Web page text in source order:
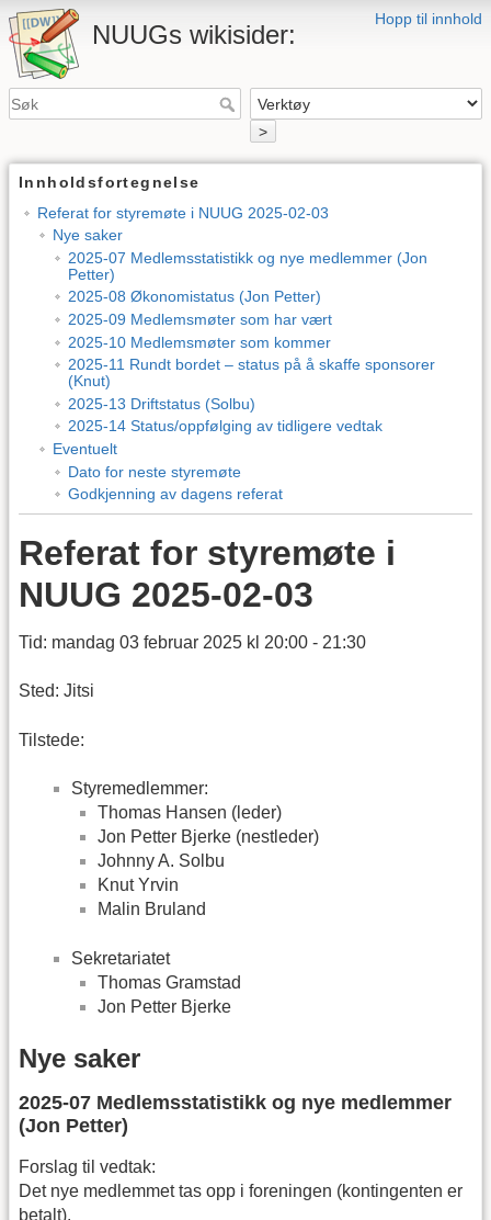
Hopp til innhold
NUUGs wikisider:
>
Innholdsfortegnelse
Referat for styremøte i NUUG 2025-02-03
Nye saker
2025-07 Medlemsstatistikk og nye medlemmer (Jon
Petter)
2025-08 Økonomistatus (Jon Petter)
2025-09 Medlemsmøter som har vært
2025-10 Medlemsmøter som kommer
2025-11 Rundt bordet – status på å skaffe sponsorer
(Knut)
2025-13 Driftstatus (Solbu)
2025-14 Status/oppfølging av tidligere vedtak
Eventuelt
Dato for neste styremøte
Godkjenning av dagens referat
Referat for styremøte i
NUUG 2025-02-03
Tid: mandag 03 februar 2025 kl 20:00 - 21:30
Sted: Jitsi
Tilstede:
Styremedlemmer:
Thomas Hansen (leder)
Jon Petter Bjerke (nestleder)
Johnny A. Solbu
Knut Yrvin
Malin Bruland
Sekretariatet
Thomas Gramstad
Jon Petter Bjerke
Nye saker
2025-07 Medlemsstatistikk og nye medlemmer
(Jon Petter)
Forslag til vedtak:
Det nye medlemmet tas opp i foreningen (kontingenten er
betalt).